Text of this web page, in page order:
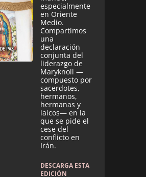
especialmente
en Oriente
Medio.
Compartimos
una
declaración
conjunta del
liderazgo de
Maryknoll —
compuesto por
sacerdotes,
hermanos,
hermanas y
laicos— en la
que se pide el
cese del
conflicto en
Irán.
DESCARGA ESTA
EDICIÓN